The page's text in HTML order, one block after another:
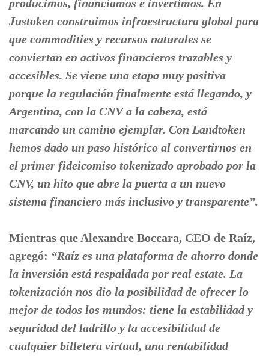
producimos, financiamos e invertimos. En
Justoken construimos infraestructura global para
que commodities y recursos naturales se
conviertan en activos financieros trazables y
accesibles. Se viene una etapa muy positiva
porque la regulación finalmente está llegando, y
Argentina, con la CNV a la cabeza, está
marcando un camino ejemplar. Con Landtoken
hemos dado un paso histórico al convertirnos en
el primer fideicomiso tokenizado aprobado por la
CNV, un hito que abre la puerta a un nuevo
sistema financiero más inclusivo y transparente”.
Mientras que Alexandre Boccara, CEO de Raíz,
agregó: “Raíz es una plataforma de ahorro donde
la inversión está respaldada por real estate. La
tokenización nos dio la posibilidad de ofrecer lo
mejor de todos los mundos: tiene la estabilidad y
seguridad del ladrillo y la accesibilidad de
cualquier billetera virtual, una rentabilidad